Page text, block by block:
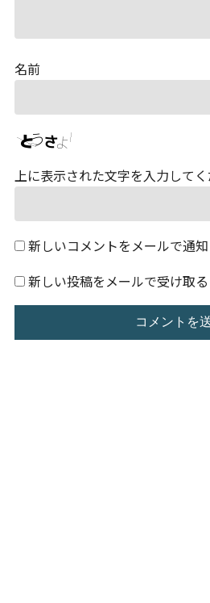
名前
上に表示された文字を入力してく
新しいコメントをメールで通知
新しい投稿をメールで受け取る